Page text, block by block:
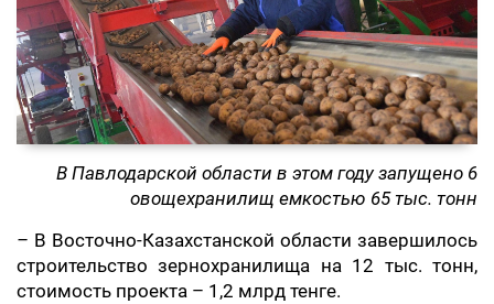
В Павлодарской области в этом году запущено 6
овощехранилищ емкостью 65 тыс. тонн
– В Восточно-Казахстанской области завершилось
строительство зернохранилища на 12 тыс. тонн,
стоимость проекта – 1,2 млрд тенге.